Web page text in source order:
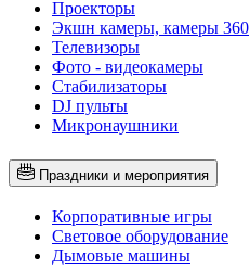
Проекторы
Экшн камеры, камеры 360
Телевизоры
Фото - видеокамеры
Стабилизаторы
DJ пульты
Микронаушники
Праздники и мероприятия
Корпоративные игры
Световое оборудование
Дымовые машины